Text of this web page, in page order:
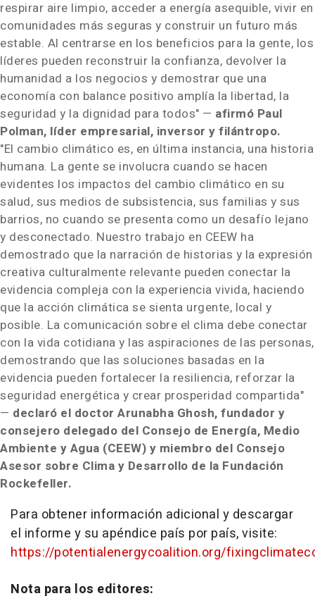
respirar aire limpio, acceder a energía asequible, vivir en
comunidades más seguras y construir un futuro más
estable. Al centrarse en los beneficios para la gente, los
líderes pueden reconstruir la confianza, devolver la
humanidad a los negocios y demostrar que una
economía con balance positivo amplía la libertad, la
seguridad y la dignidad para todos" — afirmó Paul
Polman, líder empresarial, inversor y filántropo.
"El cambio climático es, en última instancia, una historia
humana. La gente se involucra cuando se hacen
evidentes los impactos del cambio climático en su
salud, sus medios de subsistencia, sus familias y sus
barrios, no cuando se presenta como un desafío lejano
y desconectado. Nuestro trabajo en CEEW ha
demostrado que la narración de historias y la expresión
creativa culturalmente relevante pueden conectar la
evidencia compleja con la experiencia vivida, haciendo
que la acción climática se sienta urgente, local y
posible. La comunicación sobre el clima debe conectar
con la vida cotidiana y las aspiraciones de las personas,
demostrando que las soluciones basadas en la
evidencia pueden fortalecer la resiliencia, reforzar la
seguridad energética y crear prosperidad compartida"
— declaró el doctor Arunabha Ghosh, fundador y
consejero delegado del Consejo de Energía, Medio
Ambiente y Agua (CEEW) y miembro del Consejo
Asesor sobre Clima y Desarrollo de la Fundación
Rockefeller.
Para obtener información adicional y descargar
el informe y su apéndice país por país, visite:
https://potentialenergycoalition.org/
Nota para los editores: